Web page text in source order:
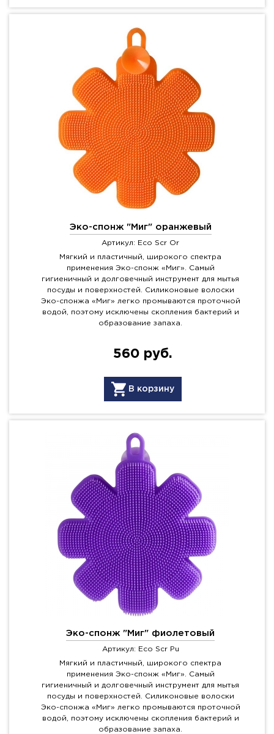
Эко-спонж "Миг" оранжевый
Артикул: Eco Scr Or
Мягкий и пластичный, широкого спектра
применения Эко-спонж «Миг». Самый
гигиеничный и долговечный инструмент для мытья
посуды и поверхностей. Силиконовые волоски
Эко-спонжа «Миг» легко промываются проточной
водой, поэтому исключены скопления бактерий и
образование запаха.
560 руб.
В корзину
Эко-спонж "Миг" фиолетовый
Артикул: Eco Scr Pu
Мягкий и пластичный, широкого спектра
применения Эко-спонж «Миг». Самый
гигиеничный и долговечный инструмент для мытья
посуды и поверхностей. Силиконовые волоски
Эко-спонжа «Миг» легко промываются проточной
водой, поэтому исключены скопления бактерий и
образование запаха.